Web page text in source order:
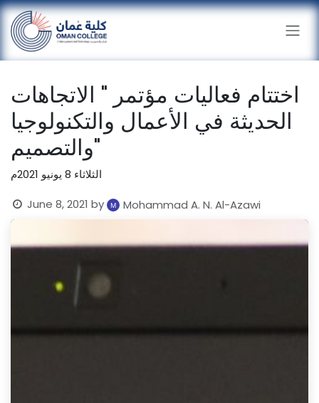
Skip to Content
اختتام فعاليات مؤتمر " الاتجاهات
الحديثة في الأعمال والتكنولوجيا
والتصميم"
الثلاثاء 8 يونيو 2021م
June 8, 2021 by Mohammad A. N. Al-Azawi